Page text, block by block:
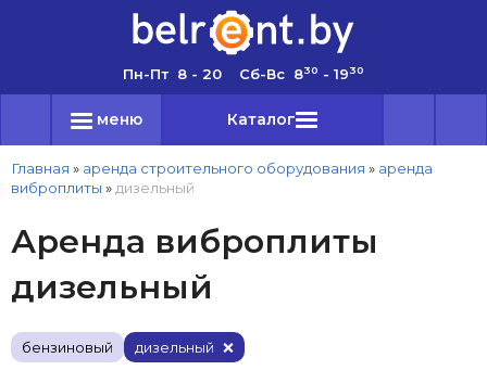
Пн-Пт 8 - 20 Сб-Вс 830 - 1930
меню Каталог
Главная » аренда строительного оборудования » аренда
виброплиты » дизельный
Аренда виброплиты
дизельный
бензиновый дизельный